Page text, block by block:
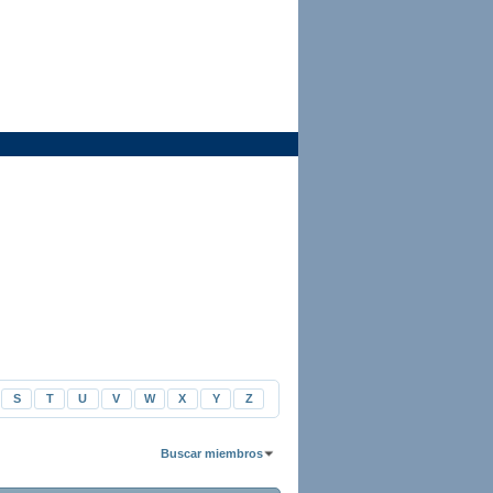
S T U V W X Y Z
Buscar miembros